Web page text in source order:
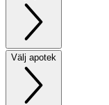
Välj apotek